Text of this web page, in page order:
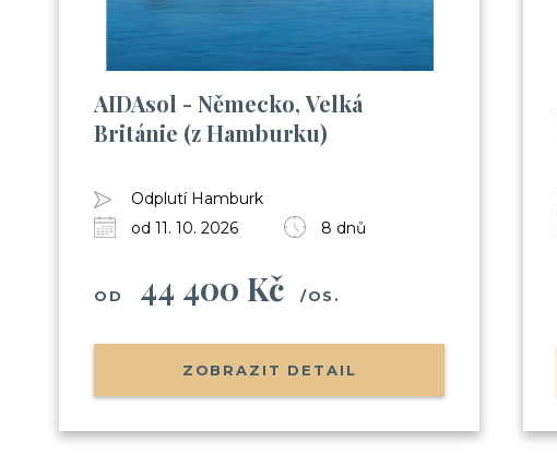
AIDAsol - Německo, Velká
Británie (z Hamburku)
Odplutí Hamburk
od 11. 10. 2026
8 dnů
OD 44 400 Kč /OS.
ZOBRAZIT DETAIL